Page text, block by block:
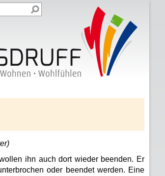
)
ihn auch dort wieder beenden. Er
oder beendet werden. Eine